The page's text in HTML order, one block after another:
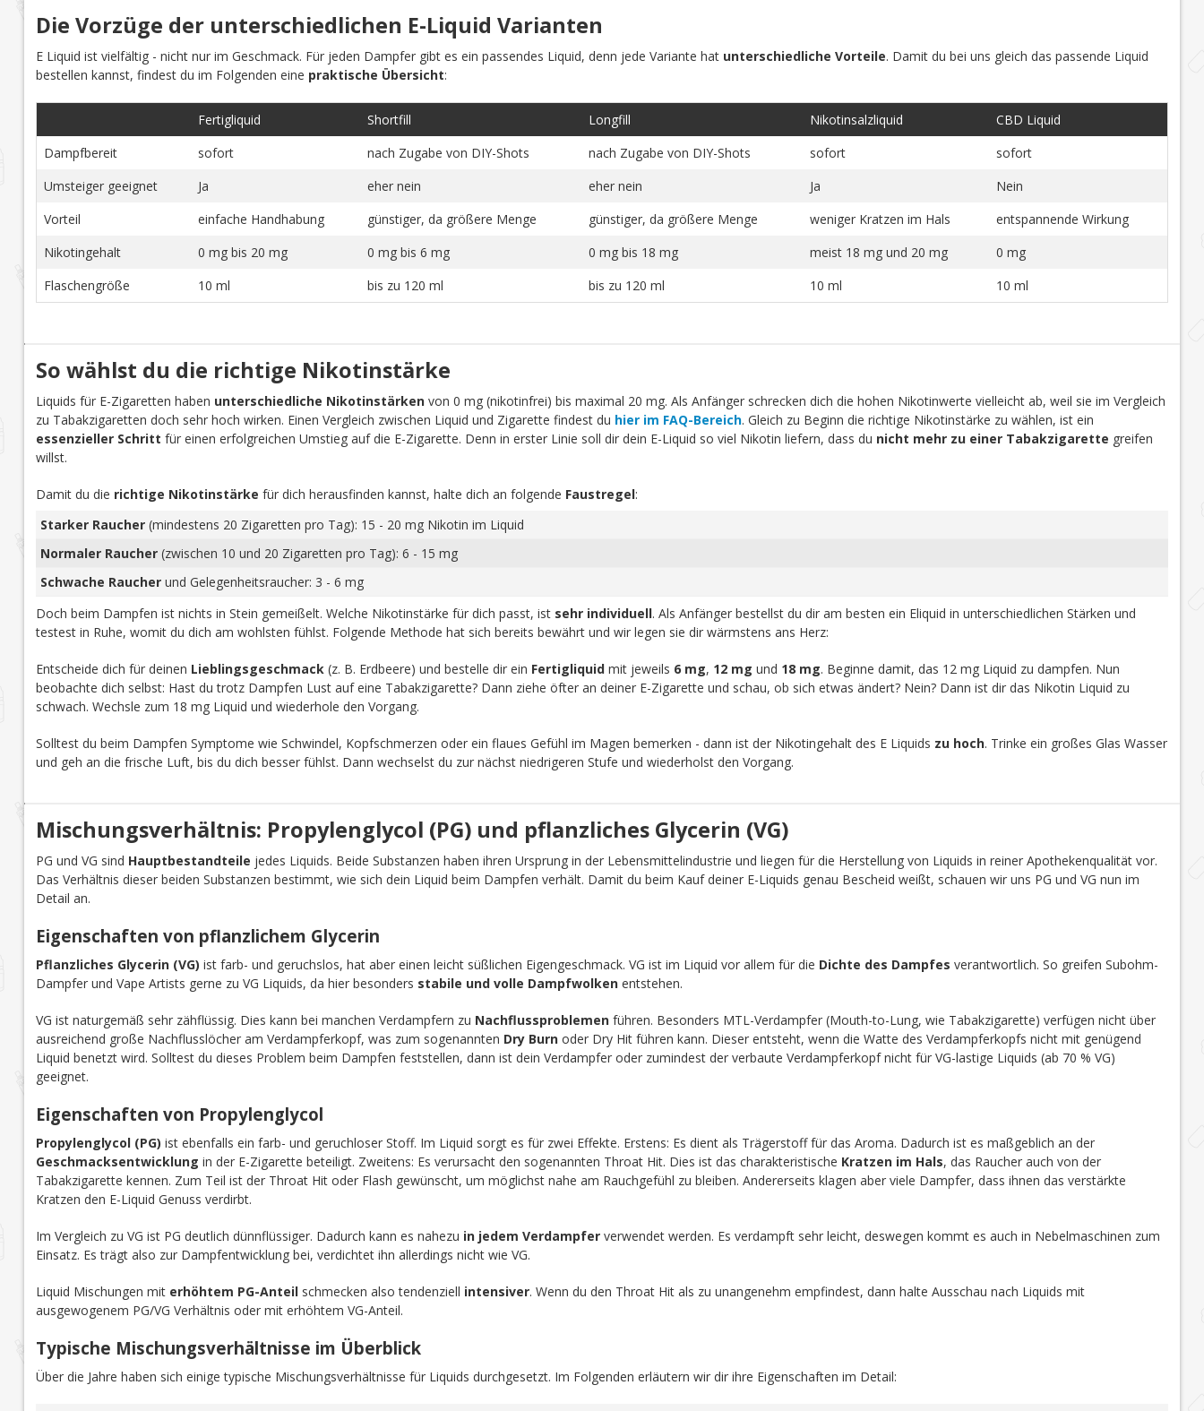
Die Vorzüge der unterschiedlichen E-Liquid Varianten
E Liquid ist vielfältig - nicht nur im Geschmack. Für jeden Dampfer gibt es ein passendes Liquid, denn jede Variante hat unterschiedliche Vorteile. Damit du bei uns gleich das passende Liquid
bestellen kannst, findest du im Folgenden eine praktische Übersicht:
Fertigliquid Shortfill Longfill Nikotinsalzliquid
CBD Liquid
Dampfbereit
sofort nach Zugabe von DIY-Shots nach Zugabe von DIY-Shots sofort
sofort
Umsteiger geeignet
Ja eher nein eher nein Ja
Nein
Vorteil
einfache Handhabung günstiger, da größere Menge günstiger, da größere Menge weniger Kratzen im Hals
entspannende Wirkung
Nikotingehalt
0 mg bis 20 mg 0 mg bis 6 mg 0 mg bis 18 mg meist 18 mg und 20 mg
0 mg
Flaschengröße
10 ml bis zu 120 ml bis zu 120 ml 10 ml 10 ml
So wählst du die richtige Nikotinstärke
Liquids für E-Zigaretten haben unterschiedliche Nikotinstärkenvon 0 mg (nikotinfrei) bis maximal 20 mg. Als Anfänger schrecken dich die hohen Nikotinwerte vielleicht ab, weil sie im Vergleich
zu Tabakzigaretten doch sehr hoch wirken. Einen Vergleich zwischen Liquid und Zigarette findest du hier im FAQ-Bereich. Gleich zu Beginn die richtige Nikotinstärke zu wählen, ist ein
essenzieller Schritt für einen erfolgreichen Umstieg auf die E-Zigarette. Denn in erster Linie soll dir dein E-Liquid so viel Nikotin liefern, dass du nicht mehr zu einer Tabakzigarette greifen
willst.
Damit du die richtige Nikotinstärke für dich herausfinden kannst, halte dich an folgende Faustregel:
Starker Raucher(mindestens 20 Zigaretten pro Tag): 15 - 20 mg Nikotin im Liquid
Normaler Raucher(zwischen 10 und 20 Zigaretten pro Tag): 6 - 15 mg
Schwache Raucherund Gelegenheitsraucher: 3 - 6 mg
Doch beim Dampfen ist nichts in Stein gemeißelt. Welche Nikotinstärke für dich passt, ist sehr individuell. Als Anfänger bestellst du dir am besten ein Eliquid in unterschiedlichen Stärken und
testest in Ruhe, womit du dich am wohlsten fühlst. Folgende Methode hat sich bereits bewährt und wir legen sie dir wärmstens ans Herz:
Entscheide dich für deinen Lieblingsgeschmack(z. B. Erdbeere) und bestelle dir ein Fertigliquidmit jeweils 6 mg, 12 mg und 18 mg. Beginne damit, das 12 mg Liquid zu dampfen. Nun
beobachte dich selbst: Hast du trotz Dampfen Lust auf eine Tabakzigarette? Dann ziehe öfter an deiner E-Zigarette und schau, ob sich etwas ändert? Nein? Dann ist dir das Nikotin Liquid zu
schwach. Wechsle zum 18 mg Liquid und wiederhole den Vorgang.
Solltest du beim Dampfen Symptome wie Schwindel, Kopfschmerzen oder ein flaues Gefühl im Magen bemerken - dann ist der Nikotingehalt des E Liquids zu hoch. Trinke ein großes Glas Wasser
und geh an die frische Luft, bis du dich besser fühlst. Dann wechselst du zur nächst niedrigeren Stufe und wiederholst den Vorgang.
Mischungsverhältnis: Propylenglycol (PG) und pflanzliches Glycerin (VG)
PG und VG sind Hauptbestandteile jedes Liquids. Beide Substanzen haben ihren Ursprung in der Lebensmittelindustrie und liegen für die Herstellung von Liquids in reiner Apothekenqualität vor.
Das Verhältnis dieser beiden Substanzen bestimmt, wie sich dein Liquid beim Dampfen verhält. Damit du beim Kauf deiner E-Liquids genau Bescheid weißt, schauen wir uns PG und VG nun im
Detail an.
Eigenschaften von pflanzlichem Glycerin
Pflanzliches Glycerin (VG) ist farb- und geruchslos, hat aber einen leicht süßlichen Eigengeschmack. VG ist im Liquid vor allem für die Dichte des Dampfes verantwortlich. So greifen Subohm-
Dampfer und Vape Artists gerne zu VG Liquids, da hier besonders stabile und volle Dampfwolkenentstehen.
VG ist naturgemäß sehr zähflüssig. Dies kann bei manchen Verdampfern zu Nachflussproblemenführen. Besonders MTL-Verdampfer (Mouth-to-Lung, wie Tabakzigarette) verfügen nicht über
ausreichend große Nachflusslöcher am Verdampferkopf, was zum sogenannten Dry Burnoder Dry Hit führen kann. Dieser entsteht, wenn die Watte des Verdampferkopfs nicht mit genügend
Liquid benetzt wird. Solltest du dieses Problem beim Dampfen feststellen, dann ist dein Verdampfer oder zumindest der verbaute Verdampferkopf nicht für VG-lastige Liquids (ab 70 % VG)
geeignet.
Eigenschaften von Propylenglycol
Propylenglycol (PG) ist ebenfalls ein farb- und geruchloser Stoff. Im Liquid sorgt es für zwei Effekte. Erstens: Es dient als Trägerstoff für das Aroma. Dadurch ist es maßgeblich an der
Geschmacksentwicklung in der E-Zigarette beteiligt. Zweitens: Es verursacht den sogenannten Throat Hit. Dies ist das charakteristische Kratzen im Hals, das Raucher auch von der
Tabakzigarette kennen. Zum Teil ist der Throat Hit oder Flash gewünscht, um möglichst nahe am Rauchgefühl zu bleiben. Andererseits klagen aber viele Dampfer, dass ihnen das verstärkte
Kratzen den E-Liquid Genuss verdirbt.
Im Vergleich zu VG ist PG deutlich dünnflüssiger. Dadurch kann es nahezu in jedem Verdampferverwendet werden. Es verdampft sehr leicht, deswegen kommt es auch in Nebelmaschinen zum
Einsatz. Es trägt also zur Dampfentwicklung bei, verdichtet ihn allerdings nicht wie VG.
Liquid Mischungen mit erhöhtem PG-Anteilschmecken also tendenziell intensiver. Wenn du den Throat Hit als zu unangenehm empfindest, dann halte Ausschau nach Liquids mit
ausgewogenem PG/VG Verhältnis oder mit erhöhtem VG-Anteil.
Typische Mischungsverhältnisse im Überblick
Über die Jahre haben sich einige typische Mischungsverhältnisse für Liquids durchgesetzt. Im Folgenden erläutern wir dir ihre Eigenschaften im Detail: